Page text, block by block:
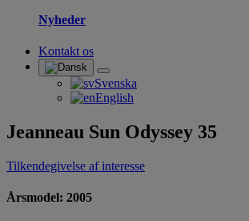
Nyheder
Kontakt os
Svenska
English
Jeanneau Sun Odyssey 35
Tilkendegivelse af interesse
Årsmodel: 2005